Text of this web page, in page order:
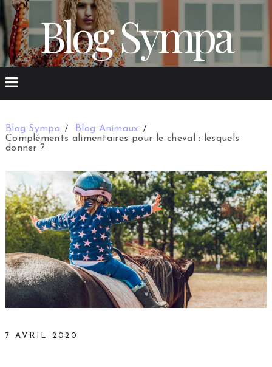
Blog Sympa
Blog Sympa
Blog Animaux
Compléments alimentaires pour le cheval : lesquels
donner ?
7 AVRIL 2020